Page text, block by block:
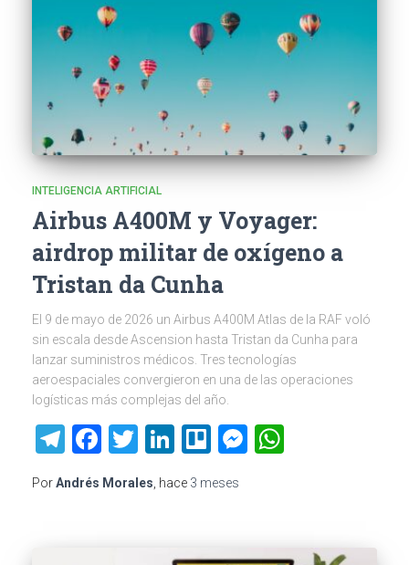
INTELIGENCIA ARTIFICIAL
Airbus A400M y Voyager:
airdrop militar de oxígeno a
Tristan da Cunha
El 9 de mayo de 2026 un Airbus A400M Atlas de la RAF voló
sin escala desde Ascension hasta Tristan da Cunha para
lanzar suministros médicos. Tres tecnologías
aeroespaciales convergieron en una de las operaciones
logísticas más complejas del año.
Telegram
Facebook
Twitter
LinkedIn
TrelloMessenger
PorAndrés Morales , hace 3 meses